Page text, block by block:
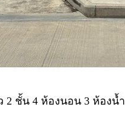
2 ชั้น 4 ห้องนอน 3 ห้องน้ำ